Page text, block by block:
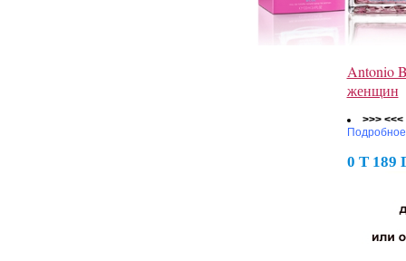
Antonio
женщин
>>> <<<
0 Т 189